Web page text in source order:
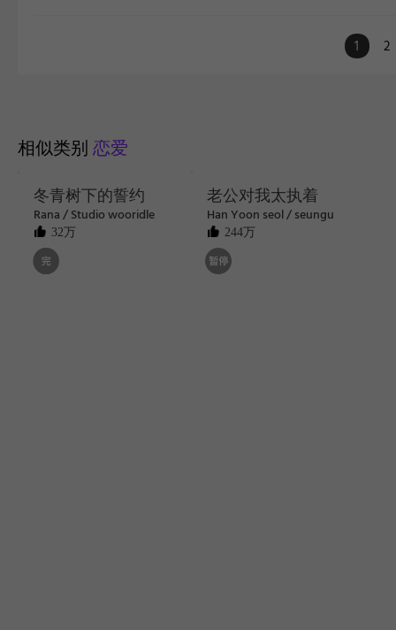
1 2
相似类别恋爱
冬青树下的誓约
Rana / Studio wooridle
32万
老公对我太执着
Han Yoon seol / seungu
244万